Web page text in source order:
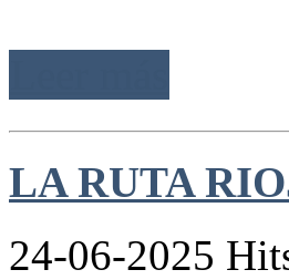
LA RUTA
24-06-2025